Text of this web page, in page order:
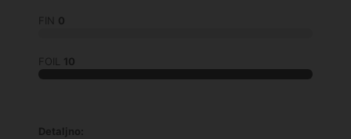
FIN 0
FOIL 10
Detaljno: